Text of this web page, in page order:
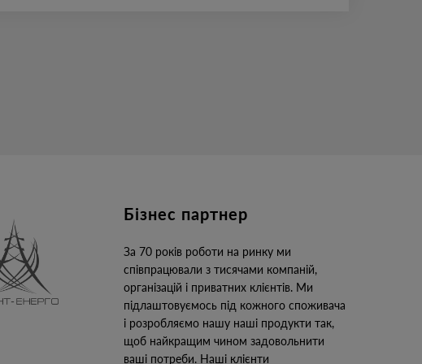
Бізнес партнер
За 70 років роботи на ринку ми
співпрацювали з тисячами компаній,
організацій і приватних клієнтів. Ми
підлаштовуємось під кожного споживача
і розробляємо нашу наші продукти так,
щоб найкращим чином задовольнити
ваші потреби. Наші клієнти